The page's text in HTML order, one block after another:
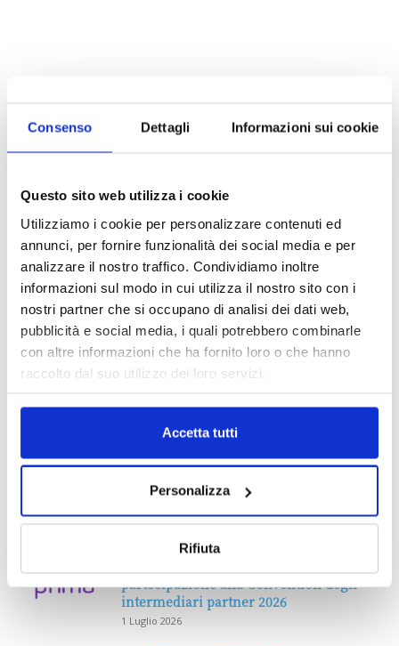
Consenso Dettagli Informazioni sui cookie
Questo sito web utilizza i cookie
Utilizziamo i cookie per personalizzare contenuti ed
annunci, per fornire funzionalità dei social media e per
analizzare il nostro traffico. Condividiamo inoltre
informazioni sul modo in cui utilizza il nostro sito con i
nostri partner che si occupano di analisi dei dati web,
pubblicità e social media, i quali potrebbero combinarle
con altre informazioni che ha fornito loro o che hanno
raccolto dal suo utilizzo dei loro servizi.
Accetta tutti
Personalizza
Rifiuta
DALLE AZIENDENotizie sponsorizzate
partecipazione alla Convention degli
intermediari partner 2026
1 Luglio 2026